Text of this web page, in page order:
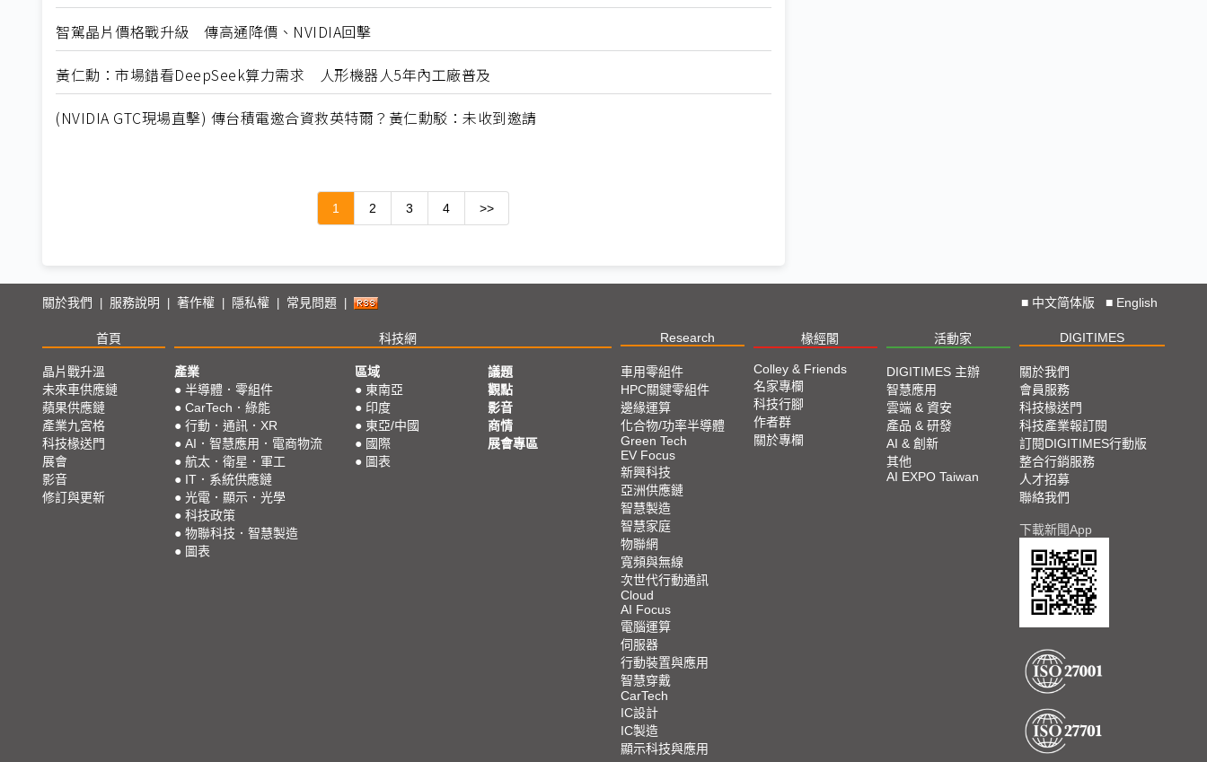
智駕晶片價格戰升級 傳高通降價、NVIDIA回擊
黃仁勳：市場錯看DeepSeek算力需求 人形機器人5年內工廠普及
(NVIDIA GTC現場直擊) 傳台積電邀合資救英特爾？黃仁勳駁：未收到邀請
1 2 3 4 >>
關於我們 | 服務說明 | 著作權 | 隱私權 | 常見問題 | ■ 中文简体版 ■ English
首頁 科技網 Research 椽經閣 活動家 DIGITIMES
晶片戰升溫
未來車供應鏈
蘋果供應鏈
產業九宮格
科技椽送門
展會
影音
修訂與更新
產業
● 半導體．零組件
● CarTech．綠能
● 行動．通訊．XR
● AI．智慧應用．電商物流
● 航太．衛星．軍工
● IT．系統供應鏈
● 光電．顯示．光學
● 科技政策
● 物聯科技．智慧製造
● 圖表
區域
● 東南亞
● 印度
● 東亞/中國
● 國際
● 圖表
議題
觀點
影音
商情
展會專區
車用零組件
HPC關鍵零組件
邊緣運算
化合物/功率半導體
Green Tech
EV Focus
新興科技
亞洲供應鏈
智慧製造
智慧家庭
物聯網
寬頻與無線
次世代行動通訊
Cloud
AI Focus
電腦運算
伺服器
行動裝置與應用
智慧穿戴
CarTech
IC設計
IC製造
顯示科技與應用
Colley & Friends
名家專欄
科技行腳
作者群
關於專欄
DIGITIMES 主辦
智慧應用
雲端 & 資安
產品 & 研發
AI & 創新
其他
AI EXPO Taiwan
關於我們
會員服務
科技椽送門
科技產業報訂閱
訂閱DIGITIMES行動版
整合行銷服務
人才招募
聯絡我們
下載新聞App